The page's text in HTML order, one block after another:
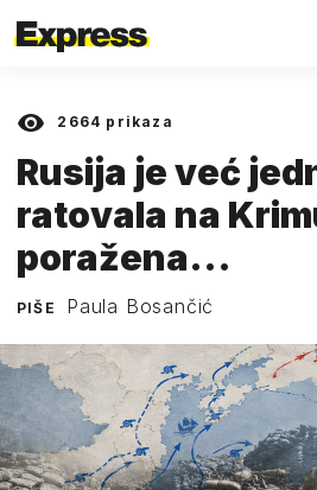
2664 prikaza
Rusija je već
ratovala na
poražena...
PIŠE Paula Bosančić